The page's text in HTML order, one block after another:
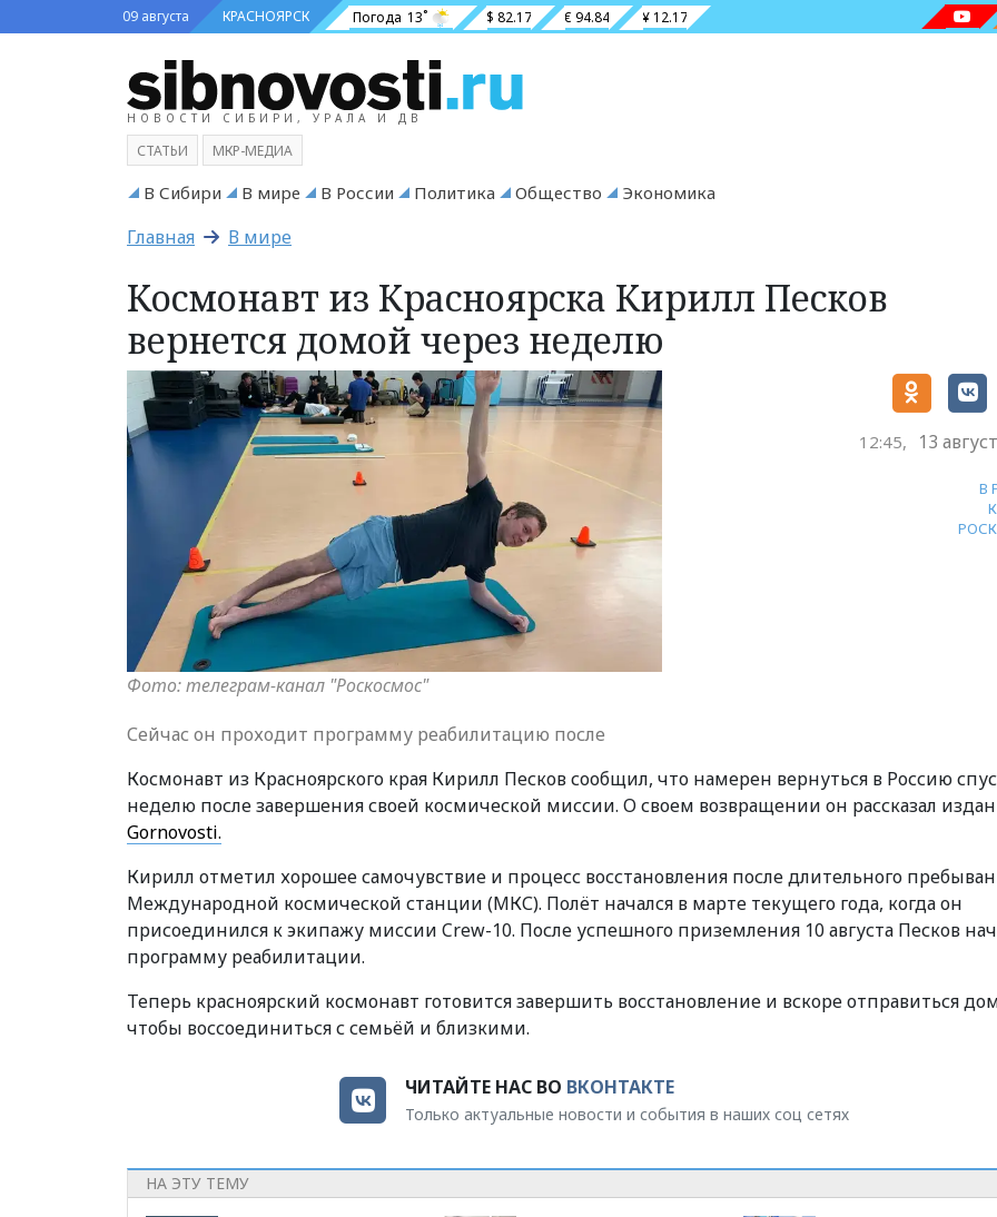
09 августа КРАСНОЯРСК Погода 13˚ $ 82.17 € 94.84 ¥ 12.17
НОВОСТИ СИБИРИ, УРАЛА И ДВ
СТАТЬИ МКР-МЕДИА
В Сибири В мире В России Политика Общество Экономика
Главная В мире
Космонавт из Красноярска Кирилл Песков
вернется домой через неделю
Фото: телеграм-канал "Роскосмос"
12:45, 13
В
Сейчас он проходит программу реабилитацию после
Космонавт из Красноярского края Кирилл Песков сообщил, что намерен вернуться в Россию
неделю после завершения своей космической миссии. О своем возвращении он рассказал
Gornovosti.
Кирилл отметил хорошее самочувствие и процесс восстановления после длительного
Международной космической станции (МКС). Полёт начался в марте текущего года, когда он
присоединился к экипажу миссии Crew-10. После успешного приземления 10 августа Песков
программу реабилитации.
Теперь красноярский космонавт готовится завершить восстановление и вскоре отправиться
чтобы воссоединиться с семьёй и близкими.
ЧИТАЙТЕ НАС ВО ВКОНТАКТЕ
Только актуальные новости и события в наших соц сетях
НА ЭТУ ТЕМУ